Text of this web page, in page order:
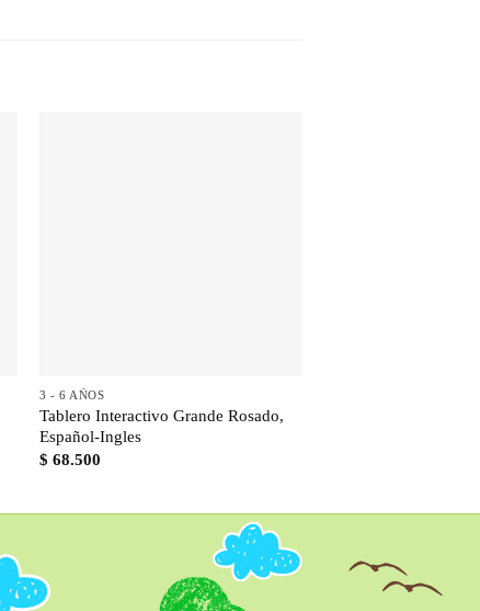
3 - 6 AÑOS
Tablero Interactivo Grande Rosado,
Español-Ingles
$ 68.500